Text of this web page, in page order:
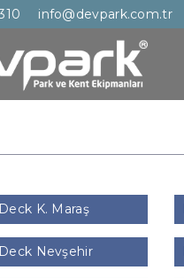
info@devpark.com.tr
K. Maraş
Nevşehir